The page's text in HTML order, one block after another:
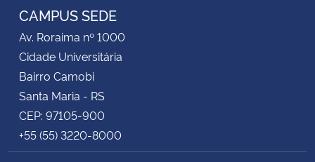
CAMPUS SEDE
Av. Roraima nº 1000
Cidade Universitária
Bairro Camobi
Santa Maria - RS
CEP: 97105-900
+55 (55) 3220-8000